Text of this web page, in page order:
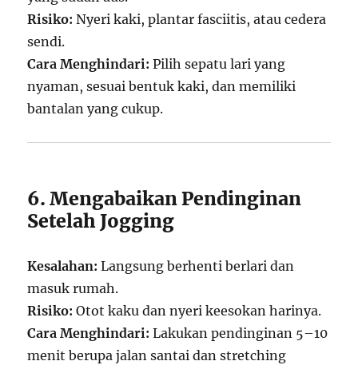
Risiko: Nyeri kaki, plantar fasciitis, atau cedera
sendi.
Cara Menghindari: Pilih sepatu lari yang
nyaman, sesuai bentuk kaki, dan memiliki
bantalan yang cukup.
6. Mengabaikan Pendinginan
Setelah Jogging
Kesalahan: Langsung berhenti berlari dan
masuk rumah.
Risiko: Otot kaku dan nyeri keesokan harinya.
Cara Menghindari: Lakukan pendinginan 5–10
menit berupa jalan santai dan stretching